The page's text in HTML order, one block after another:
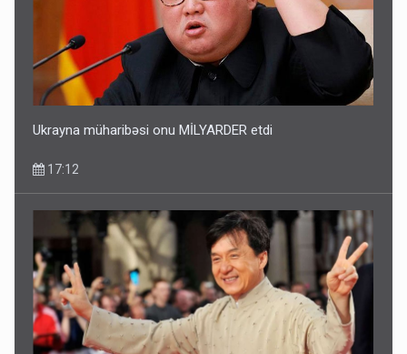
Ukrayna müharibəsi onu MİLYARDER etdi
17:12